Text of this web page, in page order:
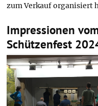
zum Verkauf organisiert
Impressionen
Schützenfest